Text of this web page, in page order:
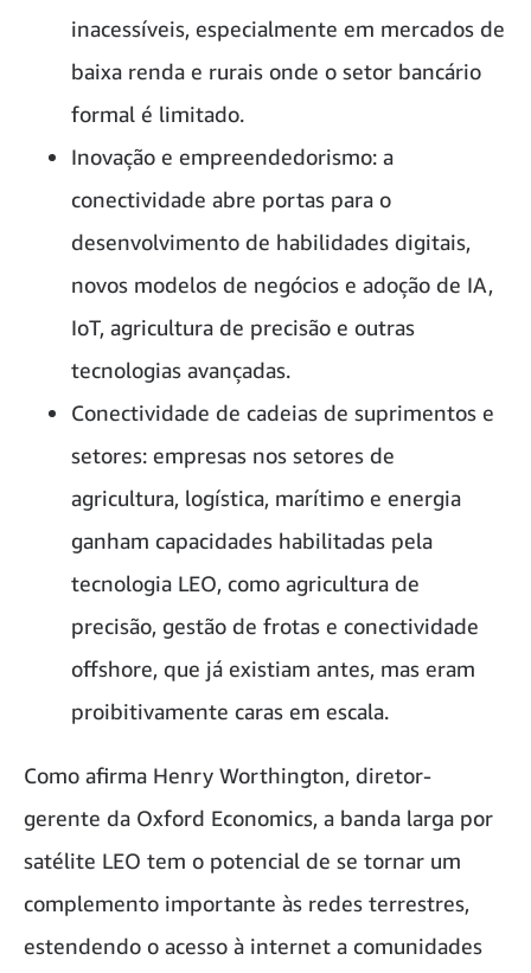
inacessíveis, especialmente em mercados de
baixa renda e rurais onde o setor bancário
formal é limitado.
Inovação e empreendedorismo: a
conectividade abre portas para o
desenvolvimento de habilidades digitais,
novos modelos de negócios e adoção de IA,
IoT, agricultura de precisão e outras
tecnologias avançadas.
Conectividade de cadeias de suprimentos e
setores: empresas nos setores de
agricultura, logística, marítimo e energia
ganham capacidades habilitadas pela
tecnologia LEO, como agricultura de
precisão, gestão de frotas e conectividade
offshore, que já existiam antes, mas eram
proibitivamente caras em escala.
Como afirma Henry Worthington, diretor-
gerente da Oxford Economics, a banda larga por
satélite LEO tem o potencial de se tornar um
complemento importante às redes terrestres,
estendendo o acesso à internet a comunidades